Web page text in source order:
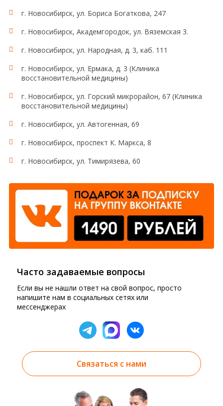
г. Новосибирск, ул. Бориса Богаткова, 247
г. Новосибирск, Академгородок, ул. Вяземская 3.
г. Новосибирск, ул. Народная, д. 3, каб. 111
г. Новосибирск, ул. Ермака, д. 3 (Клиника
восстановительной медицины)
г. Новосибирск, ул. Горский микрорайон, 67 (Клиника
восстановительной медицины)
г. Новосибирск, ул. Автогенная, 69
г. Новосибирск, проспект К. Маркса, 8
г. Новосибирск, ул. Тимирязева, 60
Часто задаваемые вопросы
Если вы не нашли ответ на свой вопрос, просто
напишите нам в социальных сетях или
мессенджерах
Связаться с нами